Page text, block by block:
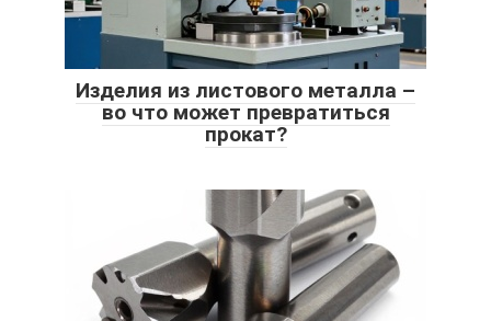
Изделия из листового металла –
во что может превратиться
прокат?